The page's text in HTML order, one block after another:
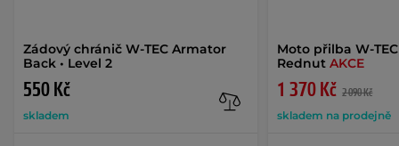
Zádový chránič W-TEC Armator
Back • Level 2
550 Kč
skladem
Moto přilba W-
RednutAKCE
1 370 Kč 2 090 Kč
skladem na prodejně